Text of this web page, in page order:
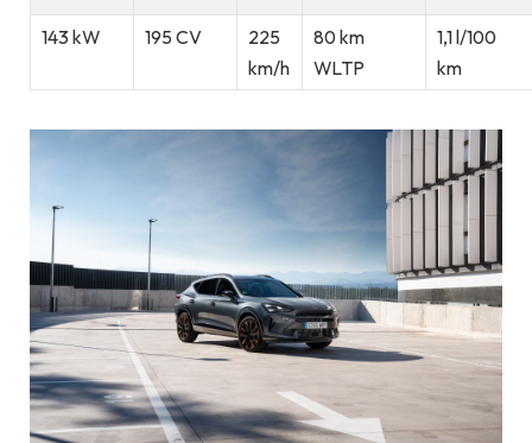
143 kW 195 CV
225
km/h
80 km
WLTP
1,1 l/100
km